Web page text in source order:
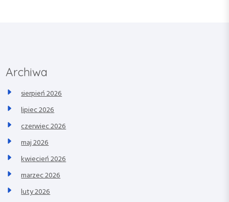
Archiwa
sierpień 2026
lipiec 2026
czerwiec 2026
maj 2026
kwiecień 2026
marzec 2026
luty 2026